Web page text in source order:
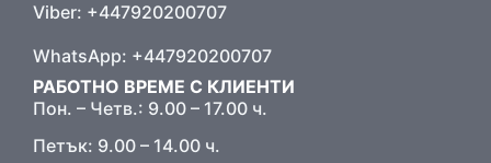
Viber: +447920200707
WhatsApp: +447920200707
РАБОТНО ВРЕМЕ С КЛИЕНТИ
Пон. – Четв.: 9.00 – 17.00 ч.
Петък: 9.00 – 14.00 ч.